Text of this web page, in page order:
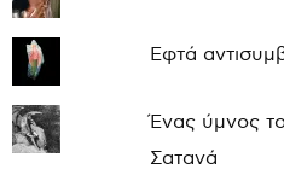
Εφτά
Ένας ύμνος
Σατανά